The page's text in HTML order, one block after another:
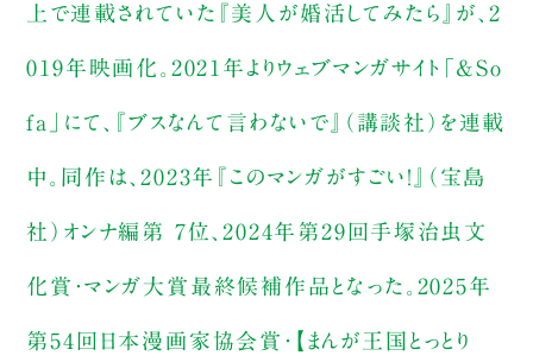
上で連載されていた『美人が婚活してみたら』が、2
019年映画化。2021年よりウェブマンガサイト「&So
fa」にて、『ブスなんて言わないで』（講談社）を連載
中。同作は、2023年『このマンガがすごい！』（宝島
社）オンナ編第 7位、2024年第29回手塚治虫文
化賞・マンガ大賞最終候補作品となった。2025年
第54回日本漫画家協会賞・【まんが王国とっとり